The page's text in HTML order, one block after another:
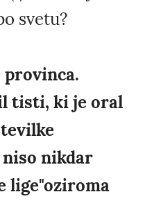
svetu?
tisti, ki je oral
niso nikdar
lige"oziroma